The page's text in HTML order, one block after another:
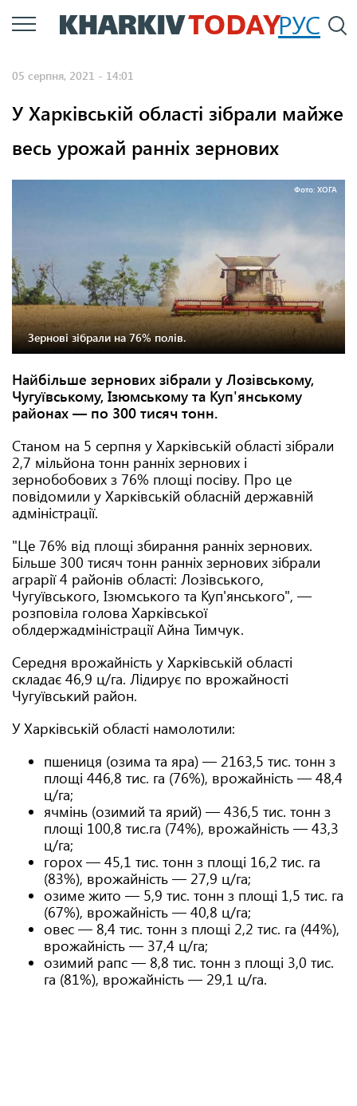
Перейти
до
РУС
05 серпня, 2021 - 14:01
У Харківській області зібрали майже
весь урожай ранніх зернових
Фото: ХОГА
Зернові зібрали на 76% полів.
Найбільше зернових зібрали у Лозівському,
Чугуївському, Ізюмському та Куп'янському
районах — по 300 тисяч тонн.
Станом на 5 серпня у Харківській області зібрали
2,7 мільйона тонн ранніх зернових і
зернобобових з 76% площі посіву. Про це
повідомили у Харківській обласній державній
адміністрації.
"Це 76% від площі збирання ранніх зернових.
Більше 300 тисяч тонн ранніх зернових зібрали
аграрії 4 районів області: Лозівського,
Чугуївського, Ізюмського та Куп'янського", —
розповіла голова Харківської
облдержадміністрації Айна Тимчук.
Середня врожайність у Харківській області
складає 46,9 ц/га. Лідирує по врожайності
Чугуївський район.
У Харківській області намолотили:
пшениця (озима та яра) — 2163,5 тис. тонн з
площі 446,8 тис. га (76%), врожайність — 48,4
ц/га;
ячмінь (озимий та ярий) — 436,5 тис. тонн з
площі 100,8 тис.га (74%), врожайність — 43,3
ц/га;
горох — 45,1 тис. тонн з площі 16,2 тис. га
(83%), врожайність — 27,9 ц/га;
озиме жито — 5,9 тис. тонн з площі 1,5 тис. га
(67%), врожайність — 40,8 ц/га;
овес — 8,4 тис. тонн з площі 2,2 тис. га (44%),
врожайність — 37,4 ц/га;
озимий рапс — 8,8 тис. тонн з площі 3,0 тис.
га (81%), врожайність — 29,1 ц/га.